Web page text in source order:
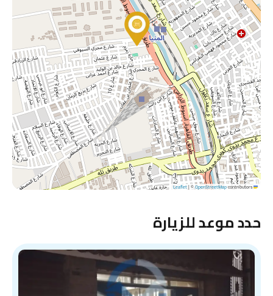
Leaflet
|©OpenStreetMapcontributors
حدد موعد للزيارة